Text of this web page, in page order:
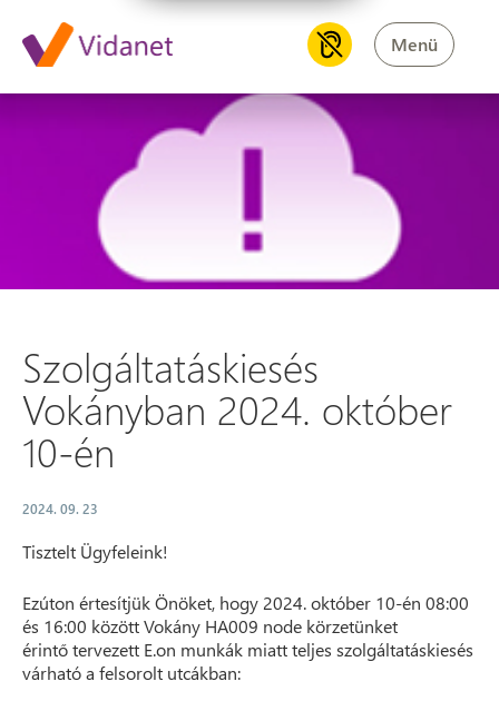
Menü
Szolgáltatáskiesés
Szolgáltatáskiesés
Vokányban 2024. október
10-én
2024. 09. 23
Tisztelt Ügyfeleink!
Ezúton értesítjük Önöket, hogy 2024. október 10-én 08:00
és 16:00 között Vokány HA009 node körzetünket
érintő tervezett E.on munkák miatt teljes szolgáltatáskiesés
várható a felsorolt utcákban: